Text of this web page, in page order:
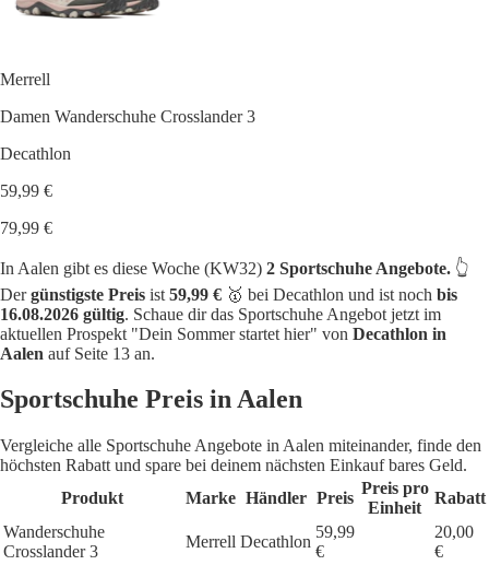
Merrell
Damen Wanderschuhe Crosslander 3
Decathlon
59,99 €
79,99 €
In Aalen gibt es diese Woche (KW32) 2 Sportschuhe Angebote. 👆
Dergünstigste Preis ist 59,99 € 🥇 bei Decathlon und ist noch bis
16.08.2026 gültig. Schaue dir das Sportschuhe Angebot jetzt im
aktuellen Prospekt "Dein Sommer startet hier" von Decathlon in
Aalen auf Seite 13 an.
Sportschuhe Preis in Aalen
Vergleiche alle Sportschuhe Angebote in Aalen miteinander, finde den
höchsten Rabatt und spare bei deinem nächsten Einkauf bares Geld.
Produkt
Marke Händler Preis
Preis pro
Einheit
Rabatt
Wanderschuhe
Crosslander 3
Merrell Decathlon
59,99
€
20,00
€